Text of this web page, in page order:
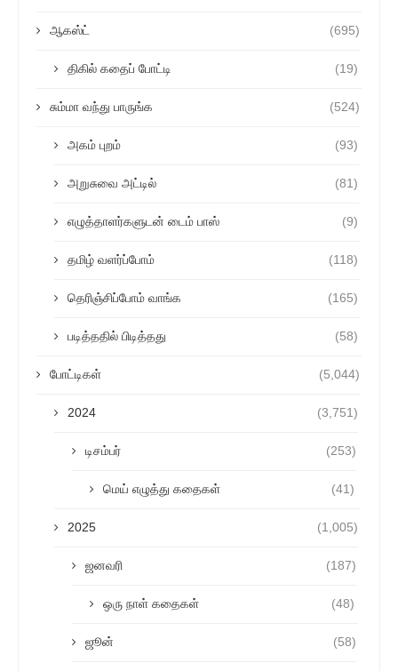
ஆகஸ்ட் (695)
திகில் கதைப் போட்டி (19)
சும்மா வந்து பாருங்க (524)
அகம் புறம் (93)
அறுசுவை அட்டில் (81)
எழுத்தாளர்களுடன் டைம் பாஸ் (9)
தமிழ் வளர்ப்போம் (118)
தெரிஞ்சிப்போம் வாங்க (165)
படித்ததில் பிடித்தது (58)
போட்டிகள் (5,044)
2024 (3,751)
டிசம்பர் (253)
மெய் எழுத்து கதைகள் (41)
2025 (1,005)
ஜனவரி (187)
ஒரு நாள் கதைகள் (48)
ஜூன் (58)